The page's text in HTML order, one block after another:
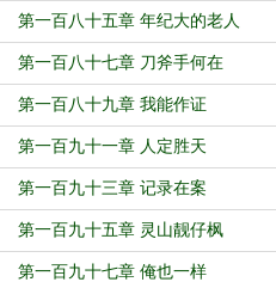
第一百八十五章 年纪大的老人
第一百八十七章 刀斧手何在
第一百八十九章 我能作证
第一百九十一章 人定胜天
第一百九十三章 记录在案
第一百九十五章 灵山靓仔枫
第一百九十七章 俺也一样